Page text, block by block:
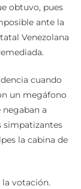
ante la
Venezolana
un megáfono
a
la cabina de
estaban